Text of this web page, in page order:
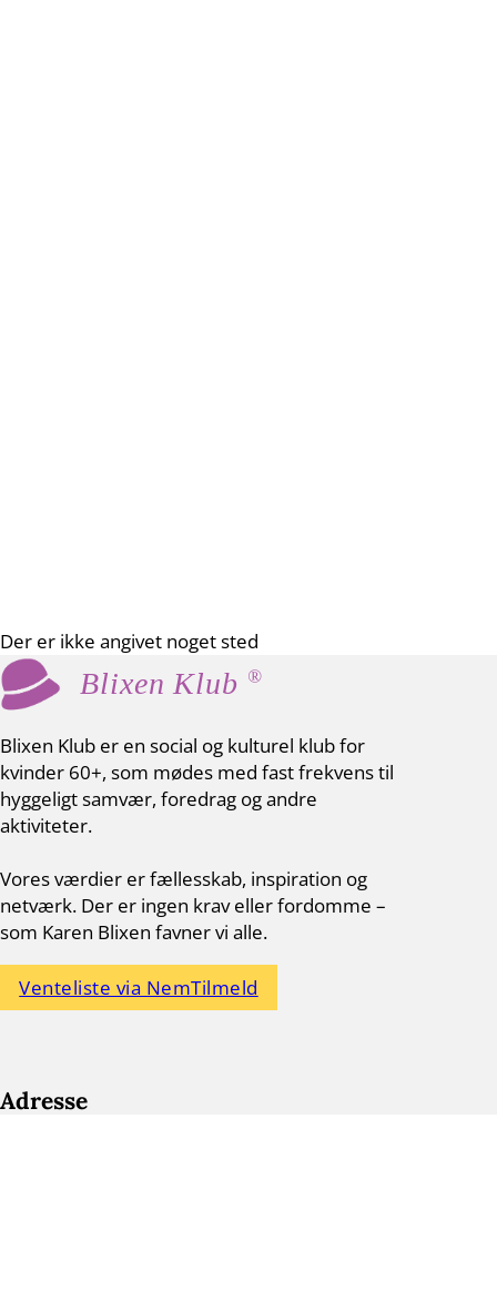
Der er ikke angivet noget sted
Blixen Klub ®
Blixen Klub er en social og kulturel klub for
kvinder 60+, som mødes med fast frekvens til
hyggeligt samvær, foredrag og andre
aktiviteter.
Vores værdier er fællesskab, inspiration og
netværk. Der er ingen krav eller fordomme –
som Karen Blixen favner vi alle.
Venteliste via NemTilmeld
Adresse